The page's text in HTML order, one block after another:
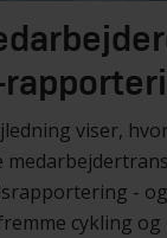
viser,
-
cykling